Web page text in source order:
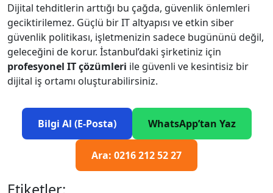
Dijital tehditlerin arttığı bu çağda, güvenlik önlemleri
geciktirilemez. Güçlü bir IT altyapısı ve etkin siber
güvenlik politikası, işletmenizin sadece bugününü değil,
geleceğini de korur. İstanbul’daki şirketiniz için
profesyonel IT çözümleri ile güvenli ve kesintisiz bir
dijital iş ortamı oluşturabilirsiniz.
Bilgi Al (E-Posta) WhatsApp’tan Yaz
Ara: 0216 212 52 27